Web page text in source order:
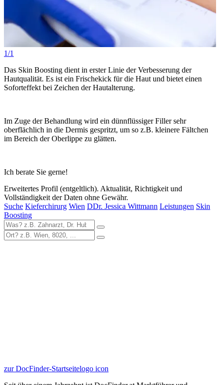
1/1
Das Skin Boosting dient in erster Linie der Verbesserung der
Hautqualität. Es ist ein Frischekick für die Haut und bietet einen
Soforteffekt bei Zeichen der Hautalterung.
Im Zuge der Behandlung wird ein dünnflüssiger Filler sehr
oberflächlich in die Dermis gespritzt, um so z.B. kleinere Fältchen
im Bereich der Oberlippe zu glätten.
Ich berate Sie gerne!
Erweitertes Profil (entgeltlich). Aktualität, Richtigkeit und
Vollständigkeit der Daten ohne Gewähr.
Suche Kieferchirurg Wien DDr. Jessica Wittmann Leistungen Skin
Boosting
zur DocFinder-Startseitelogo icon